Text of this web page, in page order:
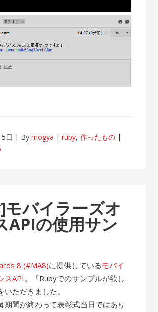
日 Bymogya ruby,作ったもの
バイラーズオ
APIの使用サン
8 (#MA8)に提供しているモバイ
スAPI。「Rubyでのサンプルが欲し
いただきました。
期間が終わって表彰式当日ではあり